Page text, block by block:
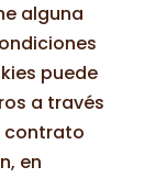
alguna
puede
a través
contrato
en